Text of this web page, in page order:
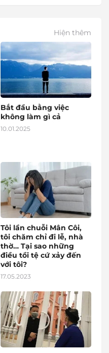
Hiện thêm
Bắt đầu bằng việc
không làm gì cả
10.01.2025
Tôi lần chuỗi Mân Côi,
tôi chăm chỉ đi lễ, nhà
thờ… Tại sao những
điều tồi tệ cứ xảy đến
với tôi?
17.05.2023